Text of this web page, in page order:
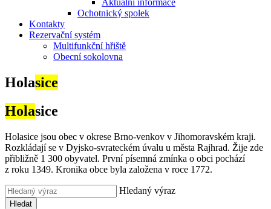
Aktuální informace
Ochotnický spolek
Kontakty
Rezervační systém
Multifunkční hřiště
Obecní sokolovna
Holasice
Holasice
Holasice jsou obec v okrese Brno-venkov v Jihomoravském kraji.
Rozkládají se v Dyjsko-svrateckém úvalu u města Rajhrad. Žije zde
přibližně 1 300 obyvatel. První písemná zmínka o obci pochází
z roku 1349. Kronika obce byla založena v roce 1772.
Hledaný výraz
Hledat